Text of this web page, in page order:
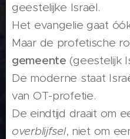
geestelijke Israël.
Het evangelie gaat
Maar de profetische
gemeente (geestelijk
De moderne staat
van OT-profetie.
De eindtijd draait om
overblijfsel, niet om